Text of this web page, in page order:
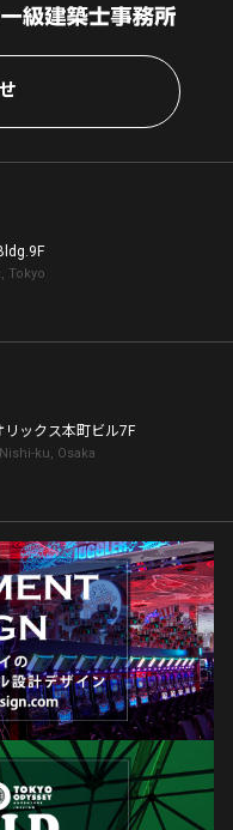
Tokyo
ックス本町ビル7F
ku, Osaka